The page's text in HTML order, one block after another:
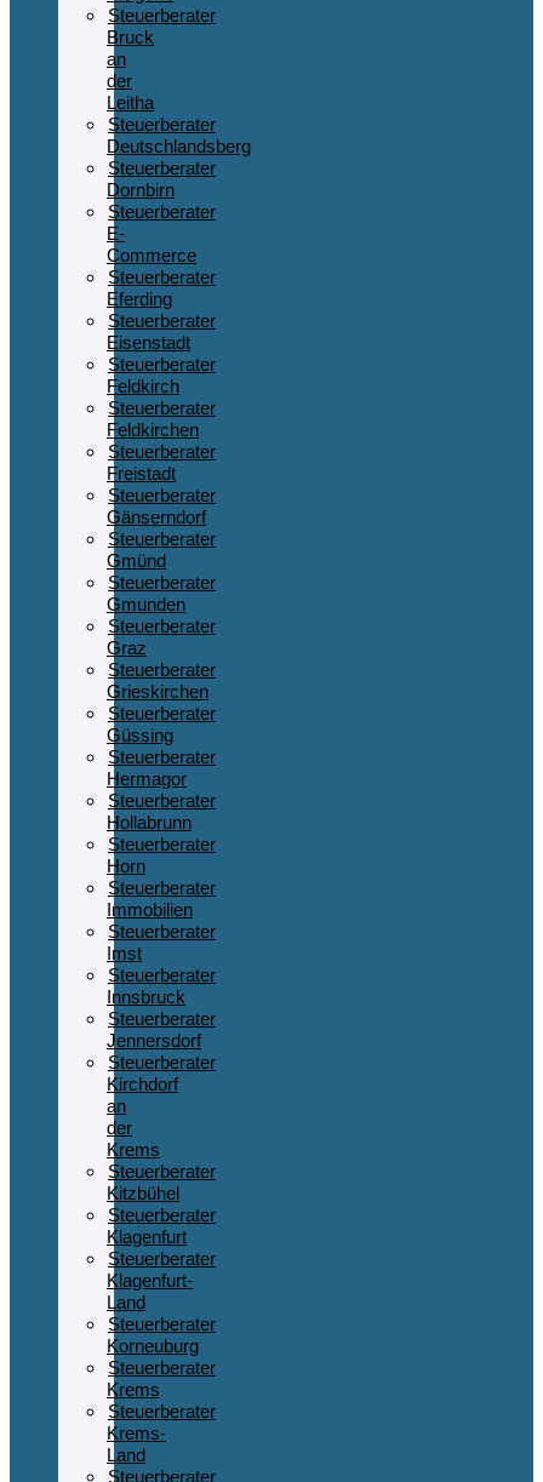
Steuerberater
Bruck
an
der
Leitha
Steuerberater
Deutschlandsberg
Steuerberater
Dornbirn
Steuerberater
E-
Commerce
Steuerberater
Eferding
Steuerberater
Eisenstadt
Steuerberater
Feldkirch
Steuerberater
Feldkirchen
Steuerberater
Freistadt
Steuerberater
Gänserndorf
Steuerberater
Gmünd
Steuerberater
Gmunden
Steuerberater
Graz
Steuerberater
Grieskirchen
Steuerberater
Güssing
Steuerberater
Hermagor
Steuerberater
Hollabrunn
Steuerberater
Horn
Steuerberater
Immobilien
Steuerberater
Imst
Steuerberater
Innsbruck
Steuerberater
Jennersdorf
Steuerberater
Kirchdorf
an
der
Krems
Steuerberater
Kitzbühel
Steuerberater
Klagenfurt
Steuerberater
Klagenfurt-
Land
Steuerberater
Korneuburg
Steuerberater
Krems
Steuerberater
Krems-
Land
Steuerberater